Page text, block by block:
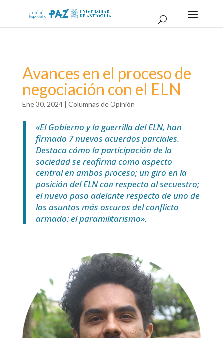
Avances en el proceso de
negociación con el ELN
Ene 30, 2024| Columnas de Opinión
«El Gobierno y la guerrilla del ELN, han
firmado 7 nuevos acuerdos parciales.
Destaca cómo la participación de la
sociedad se reafirma como aspecto
central en ambos proceso; un giro en la
posición del ELN con respecto al secuestro;
el nuevo paso adelante respecto de uno de
los asuntos más oscuros del conflicto
armado: el paramilitarismo».